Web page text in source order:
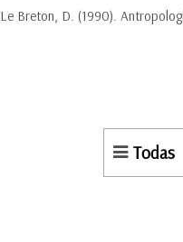
Le Breton, D. (1990).
Todas